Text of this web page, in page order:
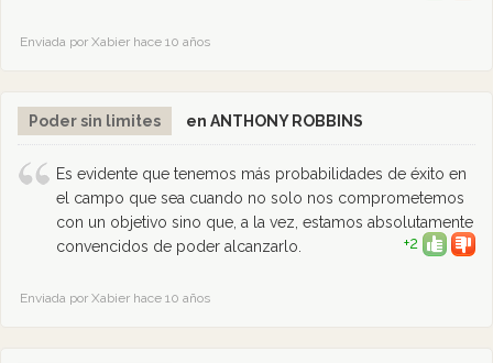
Enviada por Xabier hace 10 años
Poder sin limites en ANTHONY ROBBINS
Es evidente que tenemos más probabilidades de éxito en
el campo que sea cuando no solo nos comprometemos
con un objetivo sino que, a la vez, estamos absolutamente
convencidos de poder alcanzarlo.
+2
Enviada por Xabier hace 10 años